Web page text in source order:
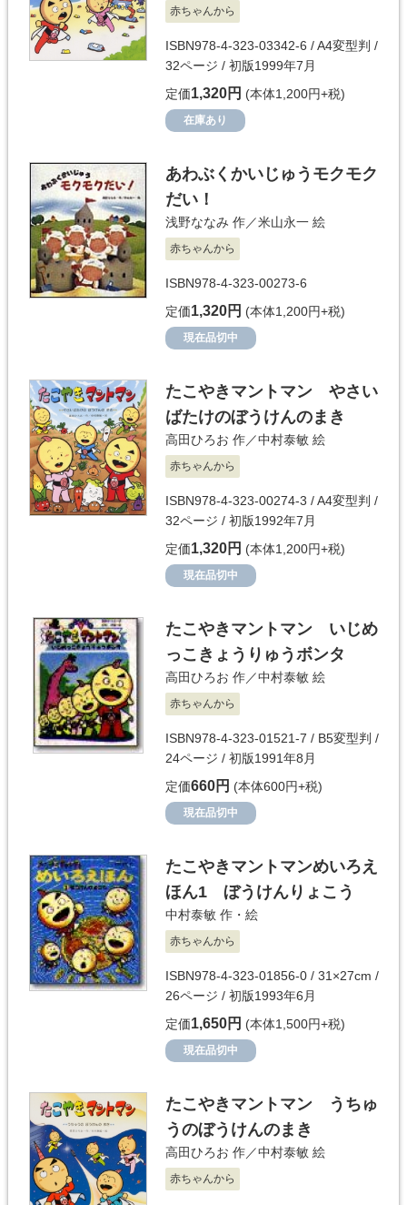
赤ちゃんから
ISBN978-4-323-03342-6 / A4変型判 /
32ページ / 初版1999年7月
定価1,320円 (本体1,200円+税)
在庫あり
あわぶくかいじゅうモクモク
だい！
浅野ななみ 作／米山永一 絵
赤ちゃんから
ISBN978-4-323-00273-6
定価1,320円 (本体1,200円+税)
現在品切中
たこやきマントマン やさい
ばたけのぼうけんのまき
高田ひろお 作／中村泰敏 絵
赤ちゃんから
ISBN978-4-323-00274-3 / A4変型判 /
32ページ / 初版1992年7月
定価1,320円 (本体1,200円+税)
現在品切中
たこやきマントマン いじめ
っこきょうりゅうボンタ
高田ひろお 作／中村泰敏 絵
赤ちゃんから
ISBN978-4-323-01521-7 / B5変型判 /
24ページ / 初版1991年8月
定価660円 (本体600円+税)
現在品切中
たこやきマントマンめいろえ
ほん1 ぼうけんりょこう
中村泰敏 作・絵
赤ちゃんから
ISBN978-4-323-01856-0 / 31×27cm /
26ページ / 初版1993年6月
定価1,650円 (本体1,500円+税)
現在品切中
たこやきマントマン うちゅ
うのぼうけんのまき
高田ひろお 作／中村泰敏 絵
赤ちゃんから